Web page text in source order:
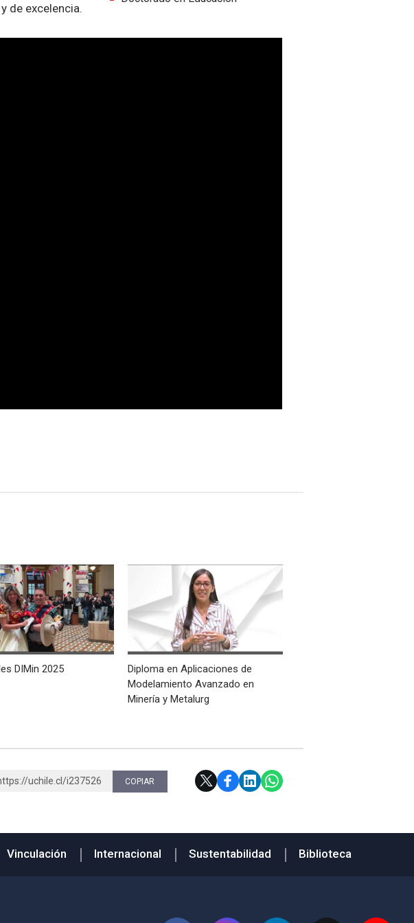
de excelencia.
DIMin 2025
Diploma en Aplicaciones de
Modelamiento Avanzado en
Minería y Metalurg
uchile.cl/i237526 COPIAR
Vinculación Internacional Sustentabilidad Biblioteca